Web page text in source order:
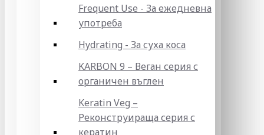
Frequent Use - За ежедневна
употреба
Hydrating - За суха коса
KARBON 9 – Веган серия с
органичен въглен
Keratin Veg –
Реконструираща серия с
кератин